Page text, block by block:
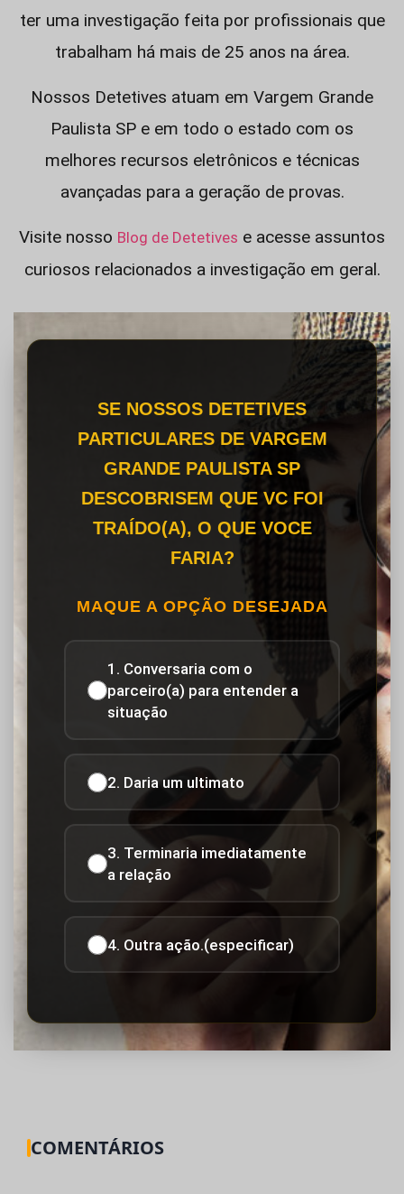
ter uma investigação feita por profissionais que
trabalham há mais de 25 anos na área.
Nossos Detetives atuam em Vargem Grande
Paulista SP e em todo o estado com os
melhores recursos eletrônicos e técnicas
avançadas para a geração de provas.
Visite nosso Blog de Detetives e acesse assuntos
curiosos relacionados a investigação em geral.
SE NOSSOS DETETIVES
PARTICULARES DE VARGEM
GRANDE PAULISTA SP
DESCOBRISEM QUE VC FOI
TRAÍDO(A), O QUE VOCE
FARIA?
MAQUE A OPÇÃO DESEJADA
1. Conversaria com o
parceiro(a) para entender a
situação
2. Daria um ultimato
3. Terminaria imediatamente
a relação
4. Outra ação.(especificar)
COMENTÁRIOS